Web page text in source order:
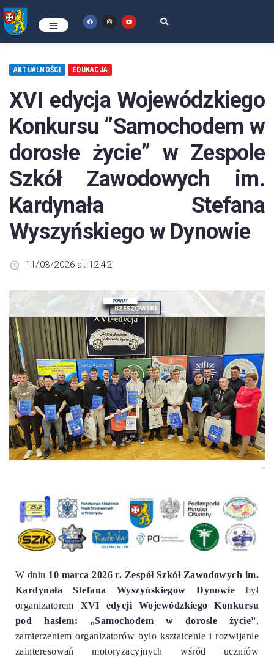
AKTUALNOŚCI EDUKACJA
XVI edycja Wojewódzkiego
Konkursu ”Samochodem w
dorosłe życie” w Zespole
Szkół Zawodowych im.
Kardynała Stefana
Wyszyńskiego w Dynowie
11/03/2026 at 12:42
W dniu 10 marca 2026 r. Zespół Szkół Zawodowych im.
Kardynała Stefana Wyszyńskiegow Dynowie był
organizatorem XVI edycji
Wojewódzkiego Konkursu
pod hasłem: „Samochodem w dorosłe życie”,
zamierzeniem organizatorów było kształcenie i rozwijanie
zainteresowań motoryzacyjnych wśród uczniów